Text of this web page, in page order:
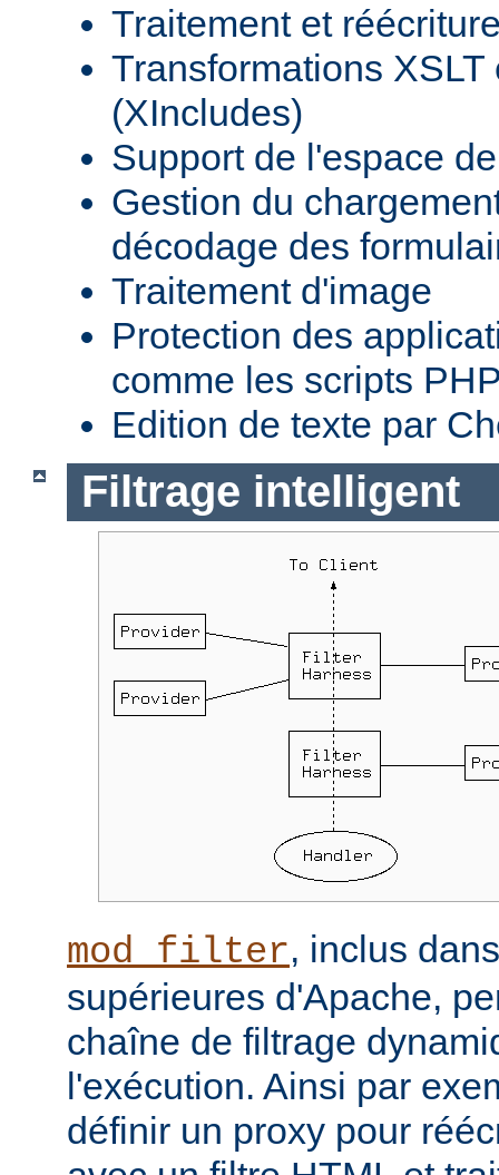
Traitement et
Transformations
(XIncludes)
Support de l'espace
Gestion du
décodage des
Traitement d'image
Protection des
comme les scripts
Edition de texte par
Filtrage intelligent
mod_filter, inclus
supérieures d'Apache,
chaîne de filtrage
l'exécution. Ainsi par
définir un proxy pour